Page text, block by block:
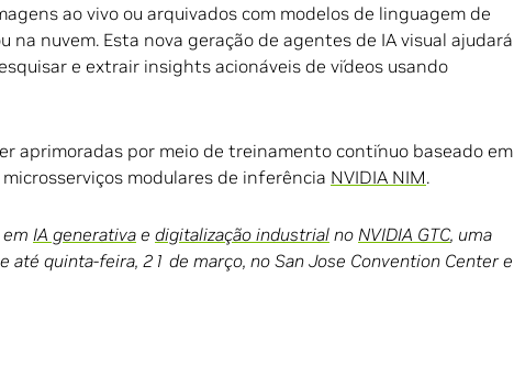
ao vivo ou arquivados com modelos de linguagem de
na nuvem. Esta nova geração de agentes de IA visual ajudará
e extrair insights acionáveis de vídeos usando
aprimoradas por meio de treinamento contínuo baseado em
modulares de inferência NVIDIA NIM.
IA generativa e digitalização industrial no NVIDIA GTC, uma
até quinta-feira, 21 de março, no San Jose Convention Center e